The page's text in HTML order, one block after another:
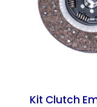
Kit Clutch